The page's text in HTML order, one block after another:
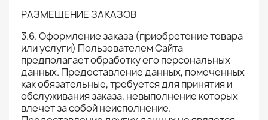
РАЗМЕЩЕНИЕ ЗАКАЗОВ
3.6. Оформление заказа (приобретение товара
или услуги) Пользователем Сайта
предполагает обработку его персональных
данных. Предоставление данных, помеченных
как обязательные, требуется для принятия и
обслуживания заказа, невыполнение которых
влечет за собой неисполнение.